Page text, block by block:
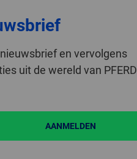
en vervolgens
uit de wereld van PFERD
AANMELDEN